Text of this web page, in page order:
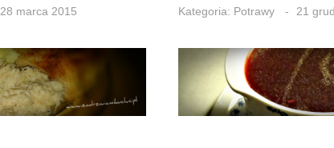
28 marca 2015 Kategoria: Potrawy 21